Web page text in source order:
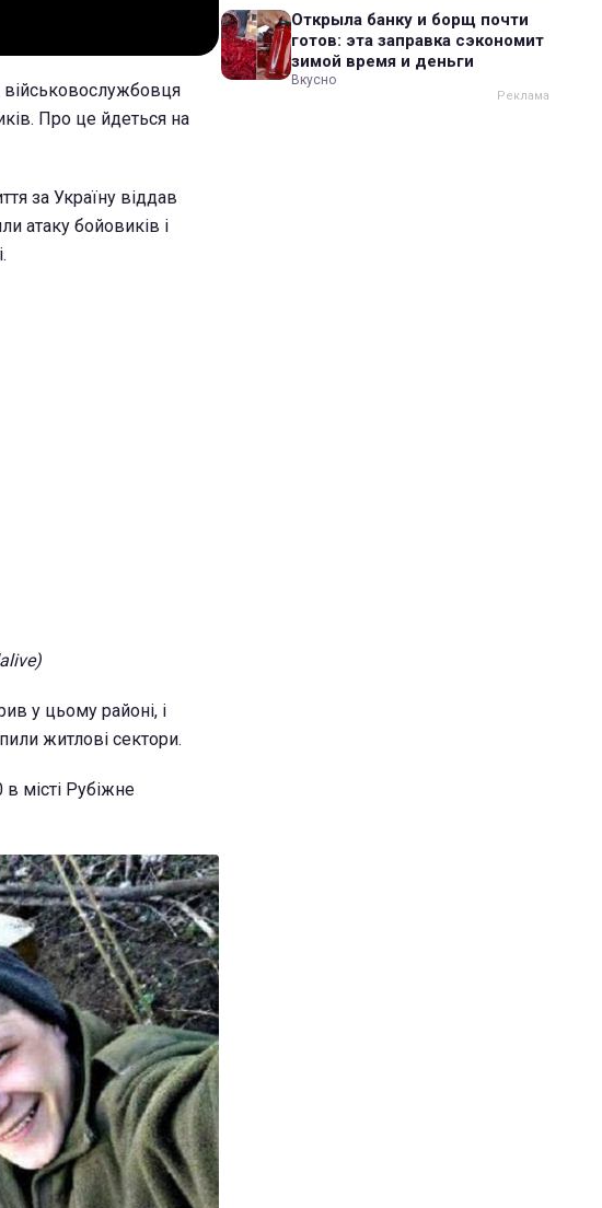
військовослужбовця
Про це йдеться на
за Україну віддав
атаку бойовиків і
у цьому районі, і
житлові сектори.
місті Рубіжне
Открыла банку и борщ почти
готов: эта заправка сэкономит
зимой время и деньги
Вкусно